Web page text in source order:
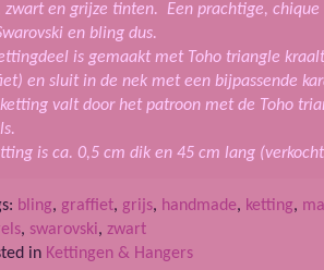
zwart en grijze tinten. Een prachtige,
en bling dus.
is gemaakt met Toho triangle
en sluit in de nek met een bijpassende
valt door het patroon met de Toho
is ca. 0,5 cm dik en 45 cm lang
bling, graffiet, grijs, handmade, ketting,
, swarovski, zwart
in Kettingen & Hangers